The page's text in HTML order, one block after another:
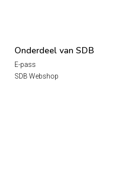
Onderdeel van SDB
E-pass
SDB Webshop